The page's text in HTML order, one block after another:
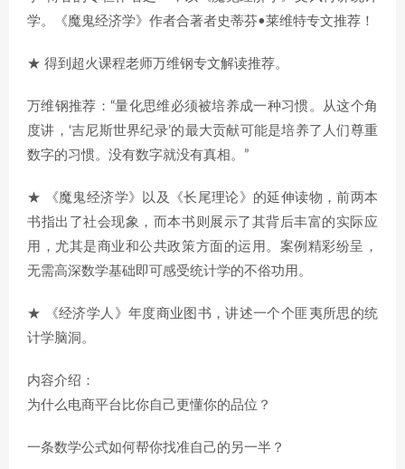
学。《魔鬼经济学》作者合著者史蒂芬•莱维特专文推荐！
★ 得到超火课程老师万维钢专文解读推荐。
万维钢推荐：“量化思维必须被培养成一种习惯。从这个角
度讲，‘吉尼斯世界纪录’的最大贡献可能是培养了人们尊重
数字的习惯。没有数字就没有真相。”
★ 《魔鬼经济学》以及《长尾理论》的延伸读物，前两本
书指出了社会现象，而本书则展示了其背后丰富的实际应
用，尤其是商业和公共政策方面的运用。案例精彩纷呈，
无需高深数学基础即可感受统计学的不俗功用。
★ 《经济学人》年度商业图书，讲述一个个匪夷所思的统
计学脑洞。
内容介绍：
为什么电商平台比你自己更懂你的品位？
一条数学公式如何帮你找准自己的另一半？